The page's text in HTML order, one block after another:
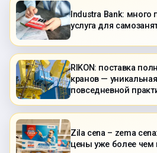
Industra Bank: много
услуга для
RIKON: поставка
кранов —
повседневной
Zila cena – zema
цены уже более чем